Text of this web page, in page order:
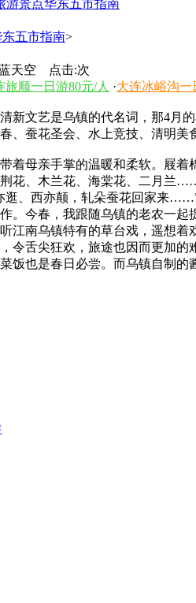
游景点华东五市指南
东五市指南>
天空 点击:次
旅顺一日游80元/人 ·大连冰峪沟一
文艺是乌镇的代名词，那4月
、蚕花圣会、水上竞技、清明美
着母亲手掌的温暖和柔软。屐
花、木兰花、海棠花、二月兰
、西亦颠，轧朵蚕花回家来
。今春，我跟随乌镇的老农一
南乌镇特有的草台戏，遥想着
舌尖狂欢，旅途也因而更加
饭也是春日必尝。而乌镇自制的